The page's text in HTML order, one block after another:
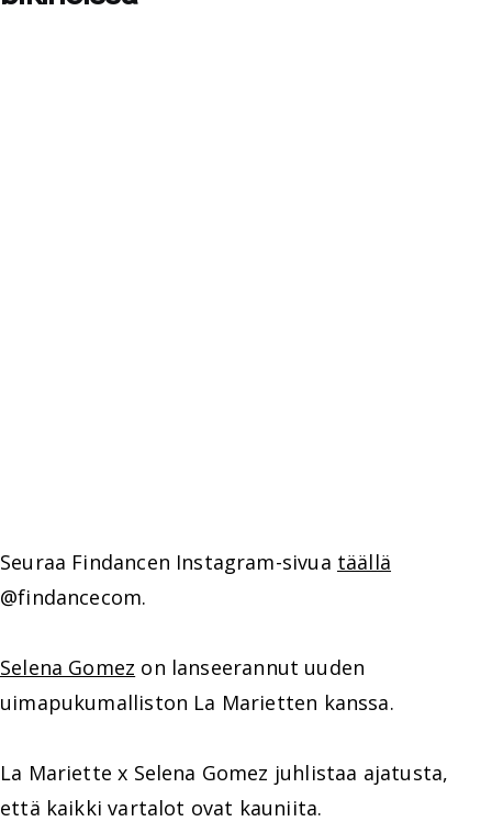
Seuraa Findancen Instagram-sivua täällä
@findancecom.
Selena Gomez on lanseerannut uuden
uimapukumalliston La Marietten kanssa.
La Mariette x Selena Gomez juhlistaa ajatusta,
että kaikki vartalot ovat kauniita.